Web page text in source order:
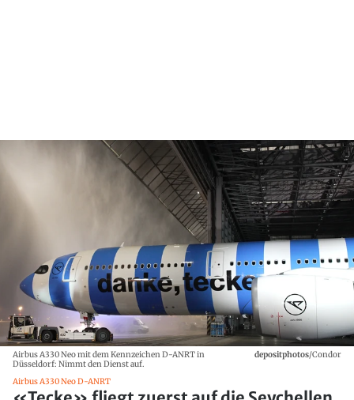
Airbus A330 Neo mit dem Kennzeichen D-ANRT in
Düsseldorf: Nimmt den Dienst auf.
depositphotos/Condor
Airbus A330 Neo D-ANRT